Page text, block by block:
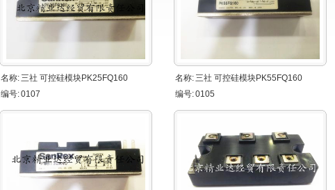
名称:三社 可控硅模块PK25FQ160
编号:0107
名称:三社 可控硅模块PK55FQ160
编号:0105